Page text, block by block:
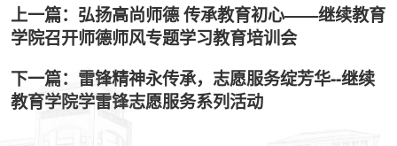
上一篇：弘扬高尚师德 传承教育初心——继续教育
学院召开师德师风专题学习教育培训会
下一篇：雷锋精神永传承，志愿服务绽芳华--继续
教育学院学雷锋志愿服务系列活动